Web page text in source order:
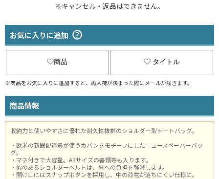
※キャンセル・返品はできません。
お気に入りに追加
商品 タイトル
※商品をお気に入りに追加すると、再入荷が決まった際にメールが届きます。
商品情報
収納力と使いやすさに優れた耐久性抜群のショルダー型トートバッグ。
・欧米の新聞配達員が使うカバンをモチーフにしたニュースペーパーバッ
グ。
・マチ付きで大容量。A3サイズの書類等も入ります。
・幅のあるショルダーベルトは、肩への負担を軽減します。
・開け口にはスナップボタンを採用し、中の荷物が落ちにくい仕様に。